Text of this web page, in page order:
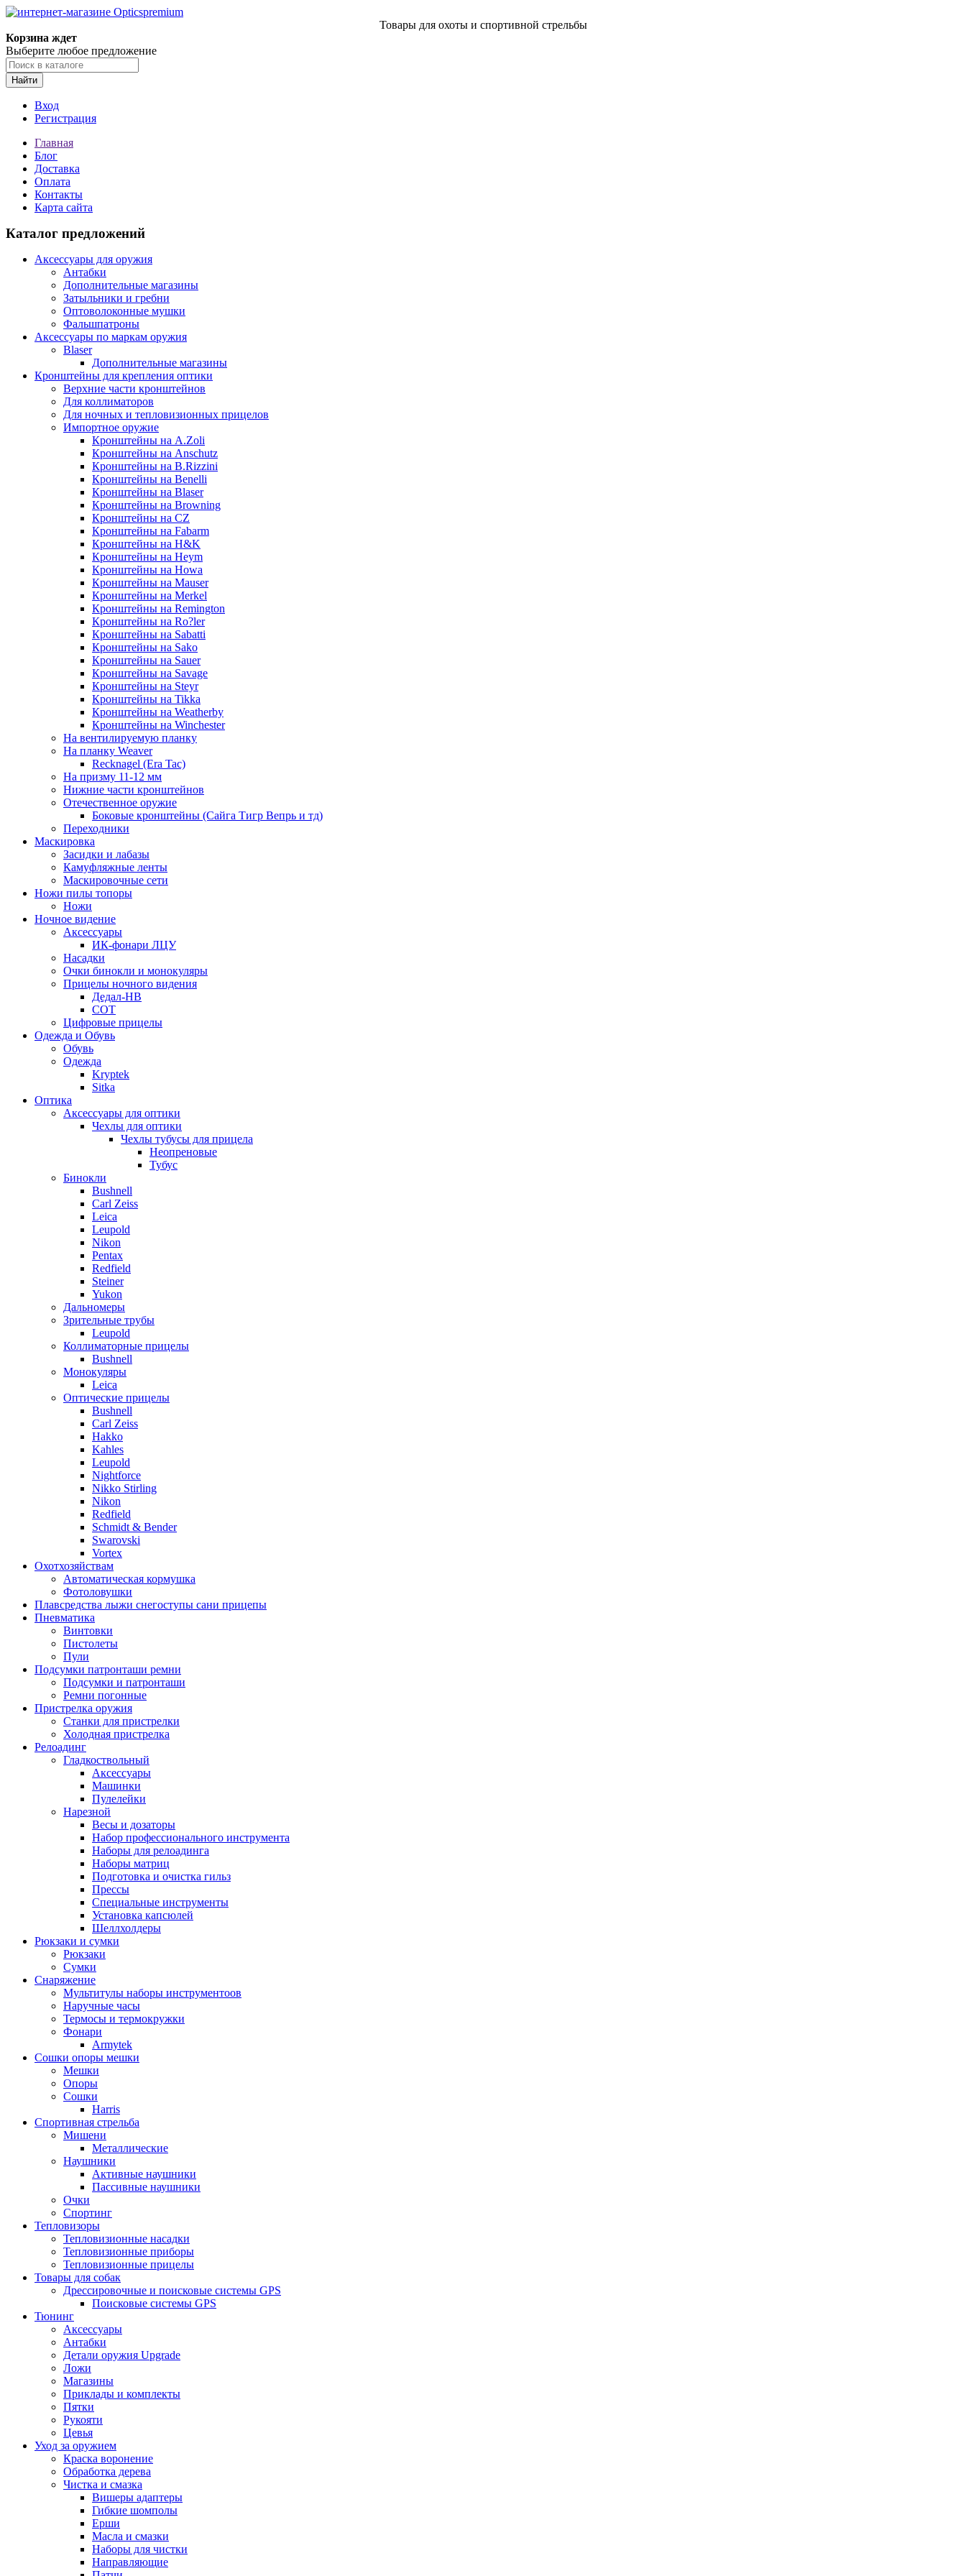
Товары для охоты и спортивной стрельбы
Корзина ждет
Выберите любое предложение
Найти
Вход
Регистрация
Главная
Блог
Доставка
Оплата
Контакты
Карта сайта
Каталог предложений
Аксессуары для оружия
Антабки
Дополнительные магазины
Затыльники и гребни
Оптоволоконные мушки
Фальшпатроны
Аксессуары по маркам оружия
Blaser
Дополнительные магазины
Кронштейны для крепления оптики
Верхние части кронштейнов
Для коллиматоров
Для ночных и тепловизионных прицелов
Импортное оружие
Кронштейны на A.Zoli
Кронштейны на Anschutz
Кронштейны на B.Rizzini
Кронштейны на Benelli
Кронштейны на Blaser
Кронштейны на Browning
Кронштейны на CZ
Кронштейны на Fabarm
Кронштейны на H&K
Кронштейны на Heym
Кронштейны на Howa
Кронштейны на Mauser
Кронштейны на Merkel
Кронштейны на Remington
Кронштейны на Ro?ler
Кронштейны на Sabatti
Кронштейны на Sako
Кронштейны на Sauer
Кронштейны на Savage
Кронштейны на Steyr
Кронштейны на Tikka
Кронштейны на Weatherby
Кронштейны на Winchester
На вентилируемую планку
На планку Weaver
Recknagel (Era Tac)
На призму 11-12 мм
Нижние части кронштейнов
Отечественное оружие
Боковые кронштейны (Сайга Тигр Вепрь и тд)
Переходники
Маскировка
Засидки и лабазы
Камуфляжные ленты
Маскировочные сети
Ножи пилы топоры
Ножи
Ночное видение
Аксессуары
ИК-фонари ЛЦУ
Насадки
Очки бинокли и монокуляры
Прицелы ночного видения
Дедал-НВ
СОТ
Цифровые прицелы
Одежда и Обувь
Обувь
Одежда
Kryptek
Sitka
Оптика
Аксессуары для оптики
Чехлы для оптики
Чехлы тубусы для прицела
Неопреновые
Тубус
Бинокли
Bushnell
Carl Zeiss
Leica
Leupold
Nikon
Pentax
Redfield
Steiner
Yukon
Дальномеры
Зрительные трубы
Leupold
Коллиматорные прицелы
Bushnell
Монокуляры
Leica
Оптические прицелы
Bushnell
Carl Zeiss
Hakko
Kahles
Leupold
Nightforce
Nikko Stirling
Nikon
Redfield
Schmidt & Bender
Swarovski
Vortex
Охотхозяйствам
Автоматическая кормушка
Фотоловушки
Плавсредства лыжи снегоступы сани прицепы
Пневматика
Винтовки
Пистолеты
Пули
Подсумки патронташи ремни
Подсумки и патронташи
Ремни погонные
Пристрелка оружия
Станки для пристрелки
Холодная пристрелка
Релоадинг
Гладкоствольный
Аксессуары
Машинки
Пулелейки
Нарезной
Весы и дозаторы
Набор профессионального инструмента
Наборы для релоадинга
Наборы матриц
Подготовка и очистка гильз
Прессы
Специальные инструменты
Установка капсюлей
Шеллхолдеры
Рюкзаки и сумки
Рюкзаки
Сумки
Снаряжение
Мультитулы наборы инструментоов
Наручные часы
Термосы и термокружки
Фонари
Armytek
Сошки опоры мешки
Мешки
Опоры
Сошки
Harris
Спортивная стрельба
Мишени
Металлические
Наушники
Активные наушники
Пассивные наушники
Очки
Спортинг
Тепловизоры
Тепловизионные насадки
Тепловизионные приборы
Тепловизионные прицелы
Товары для собак
Дрессировочные и поисковые системы GPS
Поисковые системы GPS
Тюнинг
Аксессуары
Антабки
Детали оружия Upgrade
Ложи
Магазины
Приклады и комплекты
Пятки
Рукояти
Цевья
Уход за оружием
Краска воронение
Обработка дерева
Чистка и смазка
Вишеры адаптеры
Гибкие шомполы
Ерши
Масла и смазки
Наборы для чистки
Направляющие